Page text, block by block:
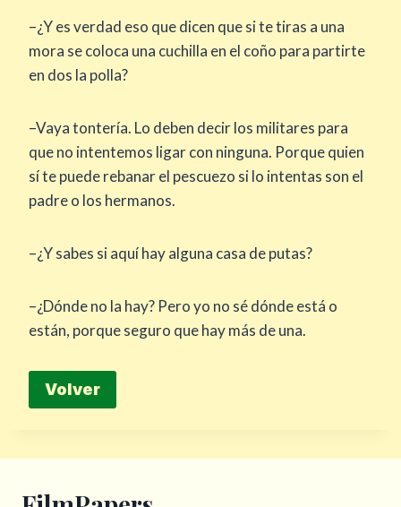
–¿Y es verdad eso que dicen que si te tiras a una
mora se coloca una cuchilla en el coño para partirte
en dos la polla?
–Vaya tontería. Lo deben decir los militares para
que no intentemos ligar con ninguna. Porque quien
sí te puede rebanar el pescuezo si lo intentas son el
padre o los hermanos.
–¿Y sabes si aquí hay alguna casa de putas?
–¿Dónde no la hay? Pero yo no sé dónde está o
están, porque seguro que hay más de una.
Volver